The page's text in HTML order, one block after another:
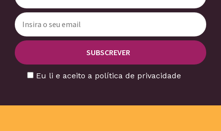
Eu li e aceito a política de privacidade